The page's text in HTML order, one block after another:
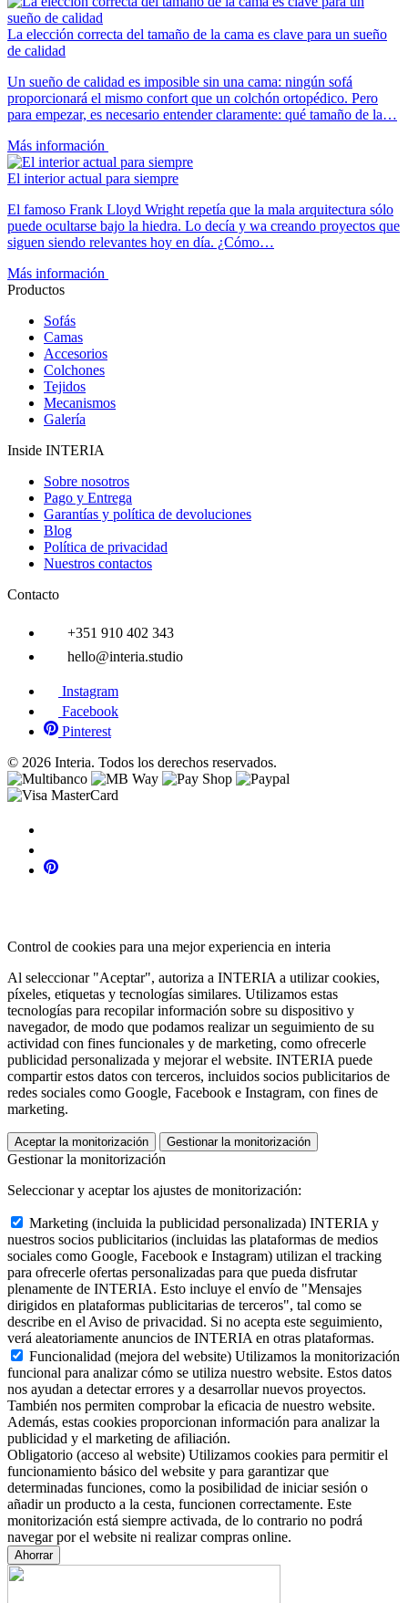
La elección correcta del tamaño de la cama es clave para un sueño
de calidad
Un sueño de calidad es imposible sin una cama: ningún sofá
proporcionará el mismo confort que un colchón ortopédico. Pero
para empezar, es necesario entender claramente: qué tamaño de la…
Más información
El interior actual para siempre
El famoso Frank Lloyd Wright repetía que la mala arquitectura sólo
puede ocultarse bajo la hiedra. Lo decía y wa creando proyectos que
siguen siendo relevantes hoy en día. ¿Cómo…
Más información
Productos
Sofás
Camas
Accesorios
Colchones
Tejidos
Mecanismos
Galería
Inside INTERIA
Sobre nosotros
Pago y Entrega
Garantías y política de devoluciones
Blog
Política de privacidad
Nuestros contactos
Contacto
+351 910 402 343
hello@interia.studio
Instagram
Facebook
Pinterest
© 2026 Interia. Todos los derechos reservados.
Control de cookies para una mejor experiencia en interia
Al seleccionar "Aceptar", autoriza a INTERIA a utilizar cookies,
píxeles, etiquetas y tecnologías similares. Utilizamos estas
tecnologías para recopilar información sobre su dispositivo y
navegador, de modo que podamos realizar un seguimiento de su
actividad con fines funcionales y de marketing, como ofrecerle
publicidad personalizada y mejorar el website. INTERIA puede
compartir estos datos con terceros, incluidos socios publicitarios de
redes sociales como Google, Facebook e Instagram, con fines de
marketing.
Aceptar la monitorización Gestionar la monitorización
Gestionar la monitorización
Seleccionar y aceptar los ajustes de monitorización:
Marketing (incluida la publicidad personalizada) INTERIA y
nuestros socios publicitarios (incluidas las plataformas de medios
sociales como Google, Facebook e Instagram) utilizan el tracking
para ofrecerle ofertas personalizadas para que pueda disfrutar
plenamente de INTERIA. Esto incluye el envío de "Mensajes
dirigidos en plataformas publicitarias de terceros", tal como se
describe en el Aviso de privacidad. Si no acepta este seguimiento,
verá aleatoriamente anuncios de INTERIA en otras plataformas.
Funcionalidad (mejora del website) Utilizamos la monitorización
funcional para analizar cómo se utiliza nuestro website. Estos datos
nos ayudan a detectar errores y a desarrollar nuevos proyectos.
También nos permiten comprobar la eficacia de nuestro website.
Además, estas cookies proporcionan información para analizar la
publicidad y el marketing de afiliación.
Obligatorio (acceso al website) Utilizamos cookies para permitir el
funcionamiento básico del website y para garantizar que
determinadas funciones, como la posibilidad de iniciar sesión o
añadir un producto a la cesta, funcionen correctamente. Este
monitorización está siempre activada, de lo contrario no podrá
navegar por el website ni realizar compras online.
Ahorrar